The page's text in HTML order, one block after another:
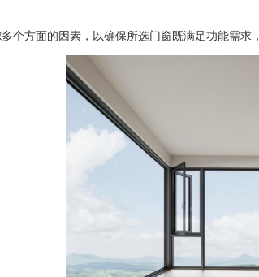
方面的因素，以确保所选门窗既满足功能需求